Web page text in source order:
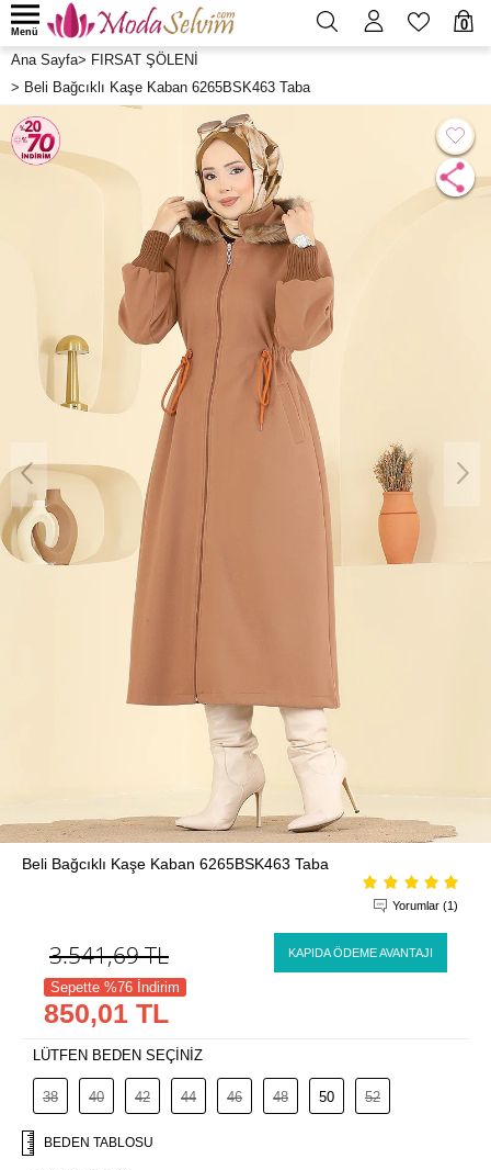
0
Menü
Ana Sayfa> FIRSAT ŞÖLENİ
> Beli Bağcıklı Kaşe Kaban 6265BSK463 Taba
Beli Bağcıklı Kaşe Kaban 6265BSK463 Taba
Yorumlar (1)
3.541,69TL KAPIDA ÖDEME AVANTAJI
Sepette %76 İndirim
850,01 TL
LÜTFEN BEDEN SEÇİNİZ
38 40 42 44 46 48 50 52
BEDEN TABLOSU